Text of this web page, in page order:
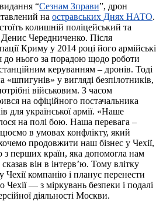
“Сезнам Зправи”, дрон
на остравських Днях НАТО.
колишній поліцейський та
Денис Чередниченко. Після
Криму у 2014 році його армійські
до нього за порадою щодо роботи
керуванням – дронів. Тоді
«шпигунів» у вигляді безпілотників,
військовим. З часом
на офіційного постачальника
для української армії. «Наше
на полі бою. Наша перевага –
в умовах конфлікту, який
продовжити наш бізнес у Чехії,
перших країн, яка допомогла нам
він в інтерв’ю. Тому влітку
компанію і планує перенести
— з міркувань безпеки і подалі
діяльності Москви.